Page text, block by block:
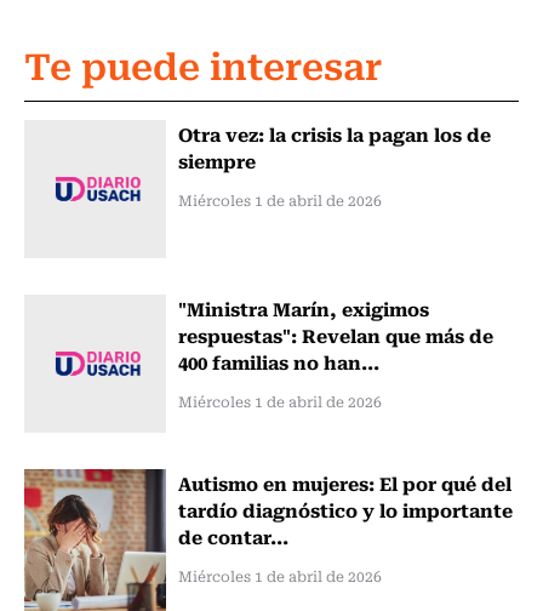
Te puede interesar
Otra vez: la crisis la pagan los de
siempre
Miércoles 1 de abril de 2026
"Ministra Marín, exigimos
respuestas": Revelan que más de
400 familias no han...
Miércoles 1 de abril de 2026
Autismo en mujeres: El por qué del
tardío diagnóstico y lo importante
de contar...
Miércoles 1 de abril de 2026